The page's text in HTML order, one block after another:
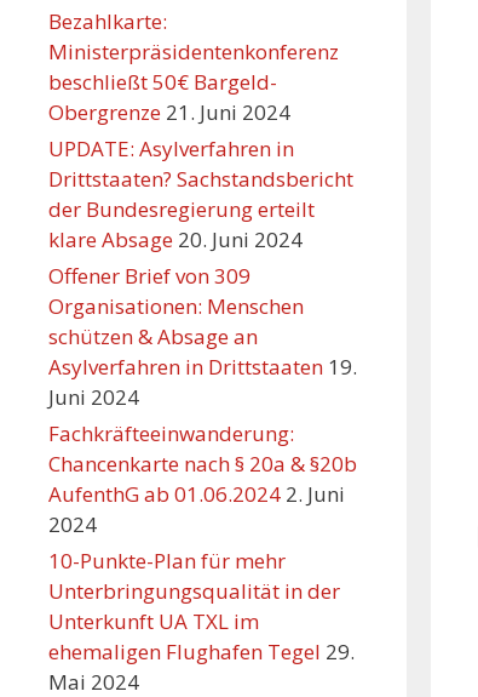
Bezahlkarte:
Ministerpräsidentenkonferenz
beschließt 50€ Bargeld-
Obergrenze 21. Juni 2024
UPDATE: Asylverfahren in
Drittstaaten? Sachstandsbericht
der Bundesregierung erteilt
klare Absage 20. Juni 2024
Offener Brief von 309
Organisationen: Menschen
schützen & Absage an
Asylverfahren in Drittstaaten 19.
Juni 2024
Fachkräfteeinwanderung:
Chancenkarte nach § 20a & §20b
AufenthG ab 01.06.2024 2. Juni
2024
10-Punkte-Plan für mehr
Unterbringungsqualität in der
Unterkunft UA TXL im
ehemaligen Flughafen Tegel 29.
Mai 2024